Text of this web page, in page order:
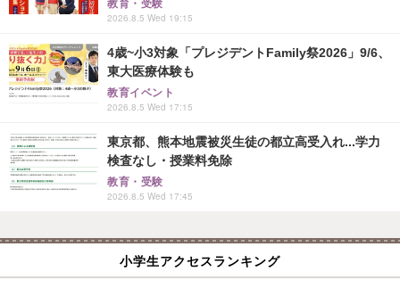
教育・受験
2026.8.5 Wed 19:15
4歳~小3対象「プレジデントFamily祭2026」9/6、
東大医療体験も
教育イベント
2026.8.5 Wed 17:15
東京都、熊本地震被災生徒の都立高受入れ...学力
検査なし・授業料免除
教育・受験
2026.8.5 Wed 17:45
小学生アクセスランキング